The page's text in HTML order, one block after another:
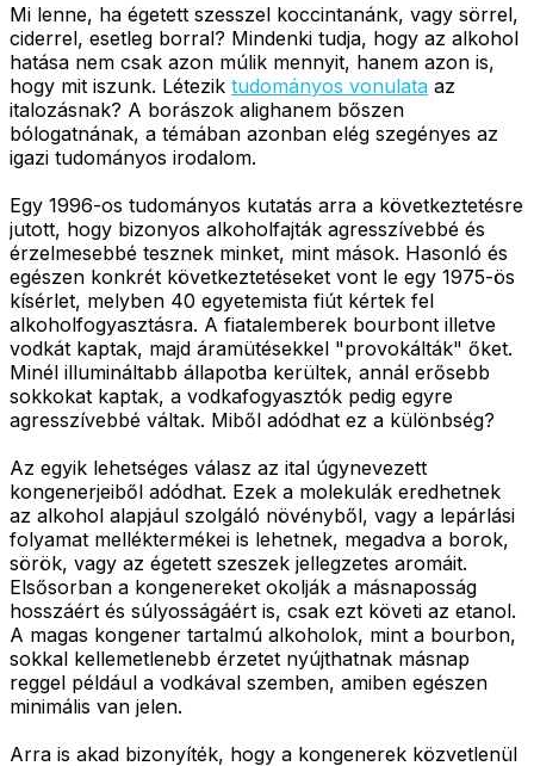
Mi lenne, ha égetett szesszel koccintanánk, vagy sörrel,
ciderrel, esetleg borral? Mindenki tudja, hogy az alkohol
hatása nem csak azon múlik mennyit, hanem azon is,
hogy mit iszunk. Létezik tudományos vonulata az
italozásnak? A borászok alighanem bőszen
bólogatnának, a témában azonban elég szegényes az
igazi tudományos irodalom.
Egy 1996-os tudományos kutatás arra a következtetésre
jutott, hogy bizonyos alkoholfajták agresszívebbé és
érzelmesebbé tesznek minket, mint mások. Hasonló és
egészen konkrét következtetéseket vont le egy 1975-ös
kísérlet, melyben 40 egyetemista fiút kértek fel
alkoholfogyasztásra. A fiatalemberek bourbont illetve
vodkát kaptak, majd áramütésekkel "provokálták" őket.
Minél illumináltabb állapotba kerültek, annál erősebb
sokkokat kaptak, a vodkafogyasztók pedig egyre
agresszívebbé váltak. Miből adódhat ez a különbség?
Az egyik lehetséges válasz az ital úgynevezett
kongenerjeiből adódhat. Ezek a molekulák eredhetnek
az alkohol alapjául szolgáló növényből, vagy a lepárlási
folyamat melléktermékei is lehetnek, megadva a borok,
sörök, vagy az égetett szeszek jellegzetes aromáit.
Elsősorban a kongenereket okolják a másnaposság
hosszáért és súlyosságáért is, csak ezt követi az etanol.
A magas kongener tartalmú alkoholok, mint a bourbon,
sokkal kellemetlenebb érzetet nyújthatnak másnap
reggel például a vodkával szemben, amiben egészen
minimális van jelen.
Arra is akad bizonyíték, hogy a kongenerek közvetlenül